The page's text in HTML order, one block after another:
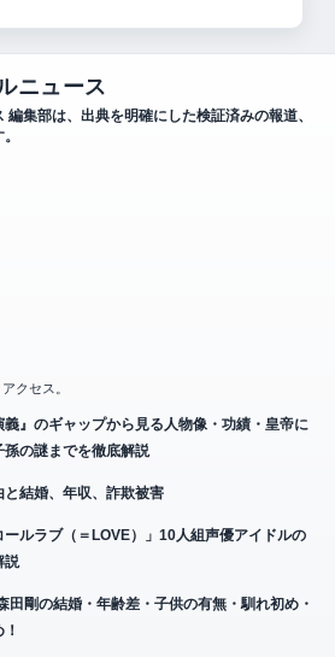
ニュース
集部は、出典を明確にした検証済みの報道、
クセス。
』のギャップから見る人物像・功績・皇帝に
の謎までを徹底解説
結婚、年収、詐欺被害
ルラブ（＝LOVE）」10人組声優アイドルの
説
田剛の結婚・年齢差・子供の有無・馴れ初め・